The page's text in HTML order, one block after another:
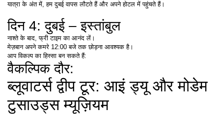
यात्रा के अंत में, हम दुबई वापस लौटते हैं और अपने होटल में पहुंचते हैं।
दिन 4: दुबई – इस्तांबुल
नाश्ते के बाद, फ्री टाइम का आनंद लें।
मेज़बान अपने कमरे 12:00 बजे तक छोड़ना आवश्यक है।
आप विकल्प का हिस्सा बन सकते हैं:
वैकल्पिक दौर:
ब्लूवाटर्स द्वीप टूर: आइं ड्यू और मोडेम
टुसाउड्स म्यूज़ियम